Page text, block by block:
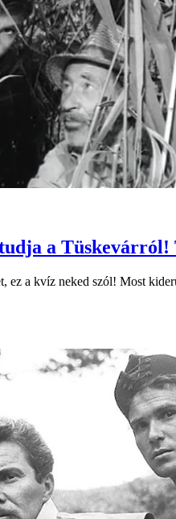
a Tüskevárról!
ez a kvíz neked szól! Most